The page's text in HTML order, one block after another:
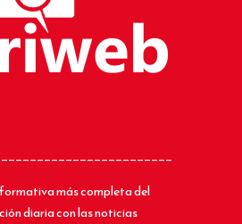
más completa del
diaria con las noticias